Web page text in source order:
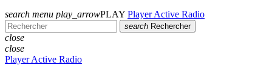
search menu play_arrowPLAY Player Active Radio
search Rechercher
close
close
Player Active Radio